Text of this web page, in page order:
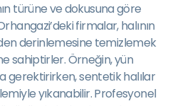
türüne ve dokusuna göre
firmalar, halının
derinlemesine temizlemek
sahiptirler. Örneğin, yün
gerektirirken, sentetik halılar
yıkanabilir. Profesyonel